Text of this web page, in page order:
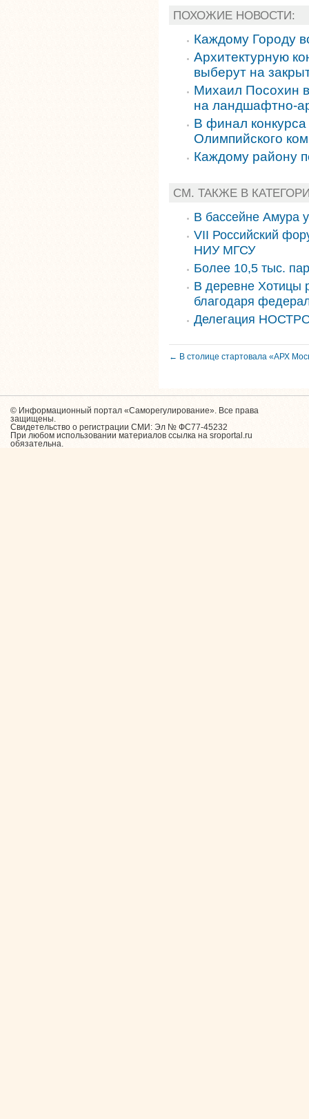
ПОХОЖИЕ НОВОСТИ:
Каждому Городу
Архитектурную
выберут на
Михаил Посохин
на ландшафтно-
В финал
Олимпийского
Каждому району
СМ. ТАКЖЕ В
В бассейне Амура
VII Российский
НИУ МГСУ
Более 10,5 тыс.
В деревне Хотицы
благодаря
Делегация
← В столице стартовала «АРХ
© Информационный портал «Саморегулирование». Все права
защищены.
Свидетельство о регистрации СМИ: Эл № ФС77-45232
При любом использовании материалов ссылка на sroportal.ru
обязательна.